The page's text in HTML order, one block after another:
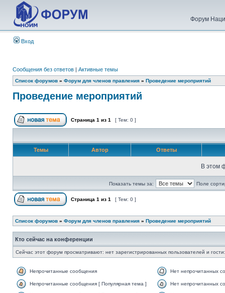
Форум
Вход
Сообщения без ответов | Активные темы
Список форумов » Форум для членов правления » Проведение мероприятий
Проведение мероприятий
Страница 1 из 1 [ Тем: 0 ]
Темы Автор Ответы
В этом
Показать темы за: Поле
Страница 1 из 1 [ Тем: 0 ]
Список форумов » Форум для членов правления » Проведение мероприятий
Кто сейчас на конференции
Сейчас этот форум просматривают: нет зарегистрированных пользователей и
Непрочитанные сообщения Нет непрочитанных
Непрочитанные сообщения [ Популярная тема ] Нет непрочитанных